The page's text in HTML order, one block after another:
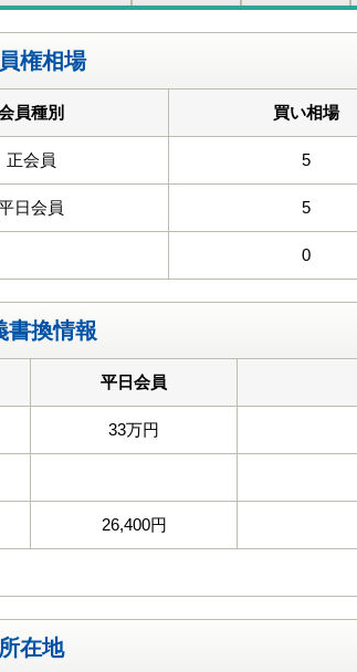
権相場
員種別 買い相場
正会員 5
日会員 5
0
書換情報
平日会員
33万円
26,400円
所在地